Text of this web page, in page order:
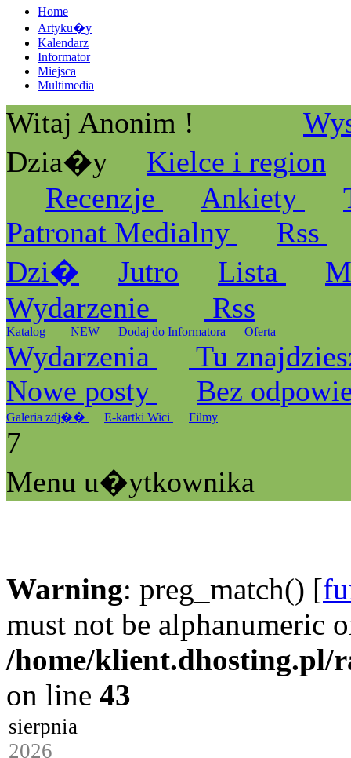
Home
Artyku�y
Kalendarz
Informator
Miejsca
Multimedia
Witaj Anonim !
Dzia�y
Kielce i region
Recenzje
Ankiety
Patronat Medialny
Rss
Dzi�
Jutro Lista
Wydarzenie
Rss
Katalog _NEW Dodaj do Informatora Oferta
Wydarzenia
Tu
Nowe posty
Bez
Galeria zdj�� E-kartki Wici Filmy
7
Menu u�ytkownika
Warning: preg_match() [
must not be alphanumeric
/home/klient.dhosting.pl/
on line 43
sierpnia
2026